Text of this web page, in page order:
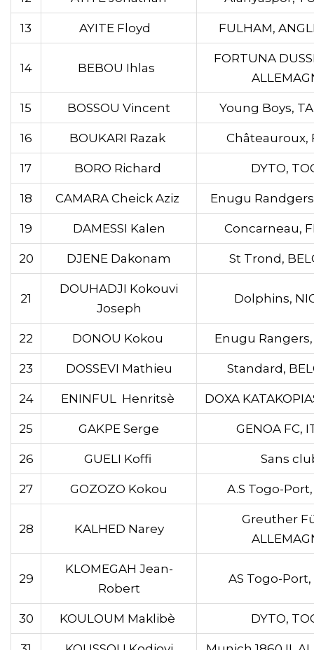
13 AYITE Floyd FULHAM,
14 BEBOU Ihlas
FORTUNA
15 BOSSOU Vincent Young Boys,
16 BOUKARI Razak Châteauroux,
17 BORO Richard DYTO,
18 CAMARA Cheick Aziz Enugu
19 DAMESSI Kalen Concarneau,
20 DJENE Dakonam St Trond,
21
DOUHADJI Kokouvi
Joseph
Dolphins,
22 DONOU Kokou Enugu Rangers,
23 DOSSEVI Mathieu Standard,
24 ENINFUL Henritsè DOXA
25 GAKPE Serge GENOA FC,
26 GUELI Koffi Sans
27 GOZOZO Kokou A.S Togo-
28 KALHED Narey
Greuther
29
KLOMEGAH Jean-
Robert
AS Togo-Port,
30 KOULOUM Maklibè DYTO,